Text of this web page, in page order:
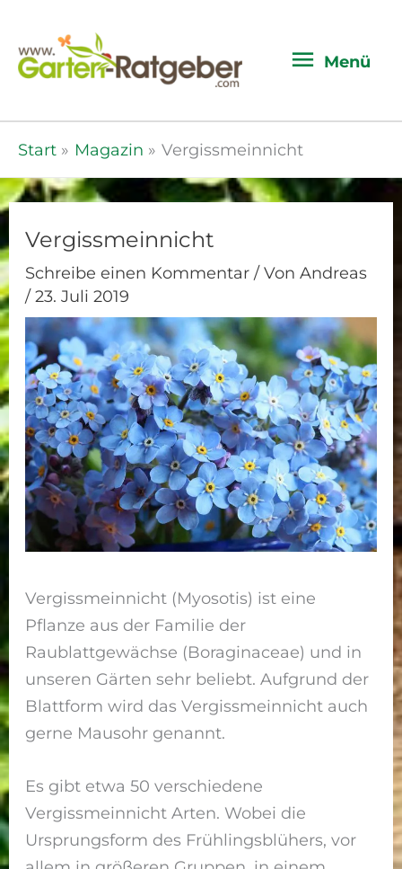
Menü
Start Magazin Vergissmeinnicht
Vergissmeinnicht
Schreibe einen Kommentar / VonAndreas
/23. Juli 2019
Vergissmeinnicht (Myosotis) ist eine
Pflanze aus der Familie der
Raublattgewächse (Boraginaceae) und in
unseren Gärten sehr beliebt. Aufgrund der
Blattform wird das Vergissmeinnicht auch
gerne Mausohr genannt.
Es gibt etwa 50 verschiedene
Vergissmeinnicht Arten. Wobei die
Ursprungsform des Frühlingsblühers, vor